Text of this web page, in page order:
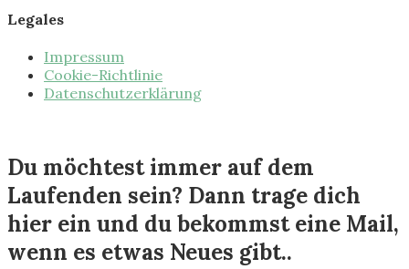
Legales
Impressum
Cookie-Richtlinie
Datenschutzerklärung
Du möchtest immer auf dem
Laufenden sein? Dann trage dich
hier ein und du bekommst eine Mail,
wenn es etwas Neues gibt..